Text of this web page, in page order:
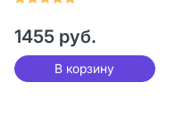
1455 руб.
В корзину